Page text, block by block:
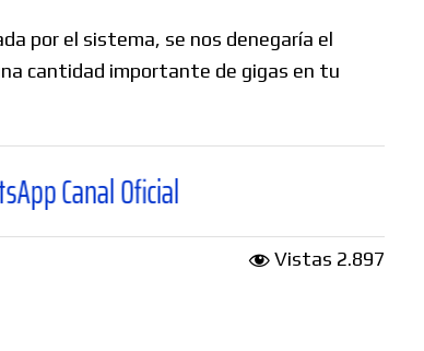
por el sistema, se nos denegaría el
cantidad importante de gigas en tu
Vistas 2.897